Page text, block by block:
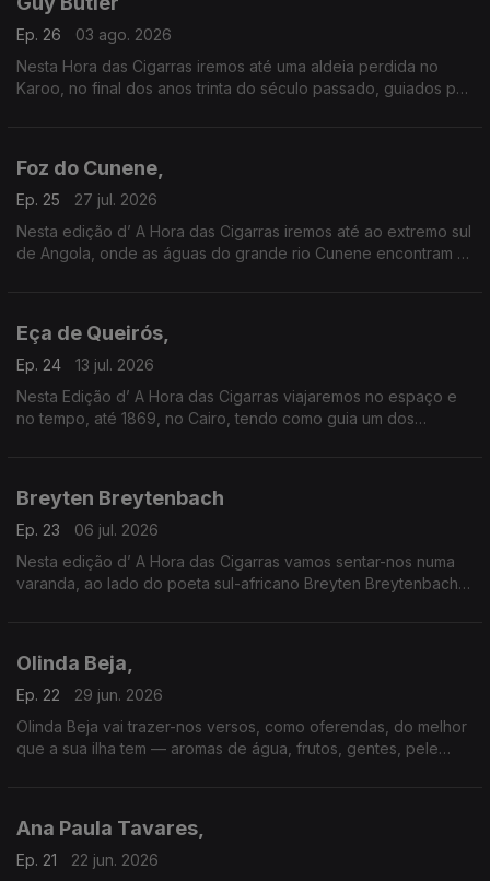
Ep. 26
03 ago. 2026
Nesta Hora das Cigarras iremos até uma aldeia perdida no
Karoo, no final dos anos trinta do século passado, guiados por
Foz do Cunene,
Ep. 25
27 jul. 2026
Nesta edição d’ A Hora das Cigarras iremos até ao extremo sul
de Angola, onde as águas do grande rio Cunene encontram as
Eça de Queirós,
Ep. 24
13 jul. 2026
Nesta Edição d’ A Hora das Cigarras viajaremos no espaço e
no tempo, até 1869, no Cairo, tendo como guia um dos
Breyten Breytenbach
Ep. 23
06 jul. 2026
Nesta edição d’ A Hora das Cigarras vamos sentar-nos numa
varanda, ao lado do poeta sul-africano Breyten Breytenbach,
Olinda Beja,
Ep. 22
29 jun. 2026
Olinda Beja vai trazer-nos versos, como oferendas, do melhor
que a sua ilha tem — aromas de água, frutos, gentes, pele
Ana Paula Tavares,
Ep. 21
22 jun. 2026